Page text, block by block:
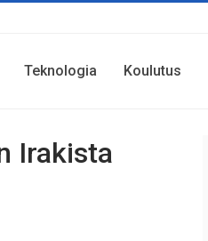
Teknologia Koulutus
Irakista